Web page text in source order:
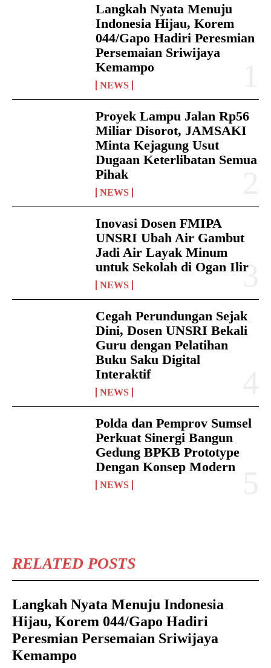
Langkah Nyata Menuju
Indonesia Hijau, Korem
044/Gapo Hadiri Peresmian
Persemaian Sriwijaya
Kemampo
NEWS
Proyek Lampu Jalan Rp56
Miliar Disorot, JAMSAKI
Minta Kejagung Usut
Dugaan Keterlibatan Semua
Pihak
NEWS
Inovasi Dosen FMIPA
UNSRI Ubah Air Gambut
Jadi Air Layak Minum
untuk Sekolah di Ogan Ilir
NEWS
Cegah Perundungan Sejak
Dini, Dosen UNSRI Bekali
Guru dengan Pelatihan
Buku Saku Digital
Interaktif
NEWS
Polda dan Pemprov Sumsel
Perkuat Sinergi Bangun
Gedung BPKB Prototype
Dengan Konsep Modern
NEWS
RELATED POSTS
Langkah Nyata Menuju Indonesia
Hijau, Korem 044/Gapo Hadiri
Peresmian Persemaian Sriwijaya
Kemampo